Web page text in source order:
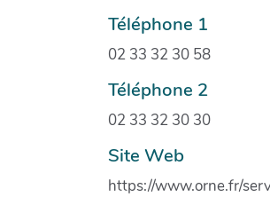
Téléphone 1
02 33 32 30 58
Téléphone 2
02 33 32 30 30
Site Web
https://www.orne.fr/